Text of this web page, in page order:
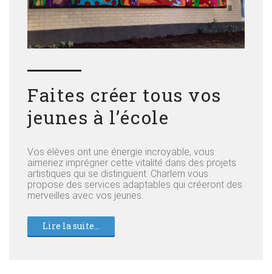
Faites créer tous vos
jeunes à lʼécole
Vos élèves ont une énergie incroyable, vous
aimeriez imprégner cette vitalité dans des projets
artistiques qui se distinguent. Charlem vous
propose des services adaptables qui créeront des
merveilles avec vos jeunes.
Lire la suite...